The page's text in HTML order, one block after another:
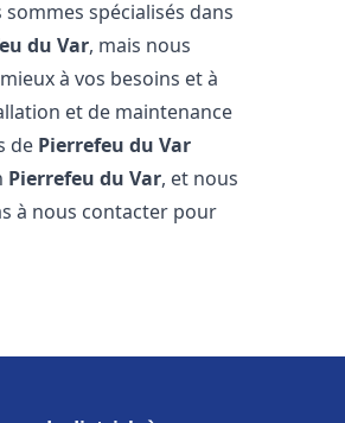
spécialisés dans
du Var, mais nous
à vos besoins et à
et de maintenance
de Pierrefeu du Var
Pierrefeu du Var, et nous
à nous contacter pour